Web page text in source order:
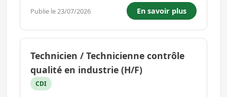
périmètre. À l'écoute des besoins clients, vous
disposerez les produits et marchandises dans
les rayons selon les ...
Publie le 23/07/2026 En savoir plus
Technicien / Technicienne contrôle
qualité en industrie (H/F)
CDI